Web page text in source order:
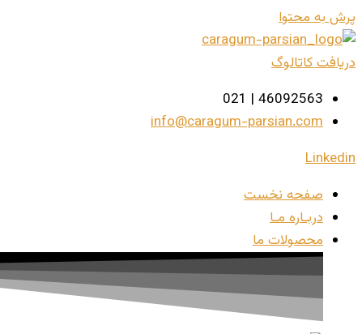
پرش به محتوا
دریافت کاتالوگ
46092563 | 021
info@caragum-parsian.com
Linkedin
صفحه نخست
دربـاره مـا
محصولات ما